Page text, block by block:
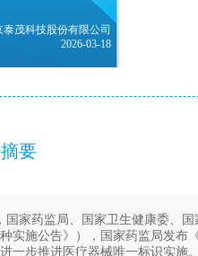
泰茂科技股份有限公司
2026-03-18
要
国家药监局、国家卫生健康委、
种实施公告》），国家药监局发
一步推进医疗器械唯一标识实施